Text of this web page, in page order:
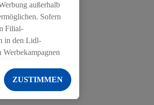
außerhalb
Sofern
Filial-
in den Lidl-
Diensten
der Lidl-Dienste,
Geschlecht -
ZUSTIMMEN